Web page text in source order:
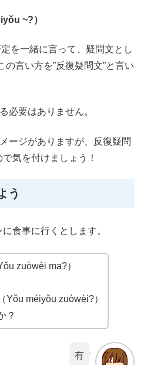
~?）
定を一緒に言って、疑問文とし
言い方を”反復疑問文”と言い
必要はありません。
ージがありますが、反復疑問
気を付けましょう！
う
食事に行くとします。
zuòwèi ma?）
Yǒu méiyǒu zuòwèi?）
？
有